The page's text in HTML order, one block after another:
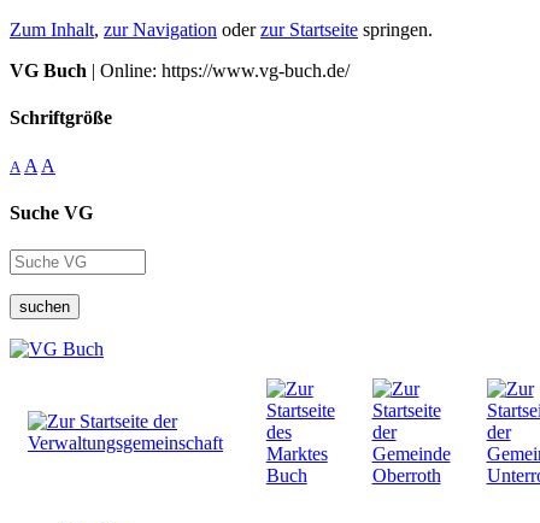
Zum Inhalt, zur Navigation oderzur Startseite springen.
VG Buch | Online: https://www.vg-buch.de/
Schriftgröße
A A A
Suche VG
suchen